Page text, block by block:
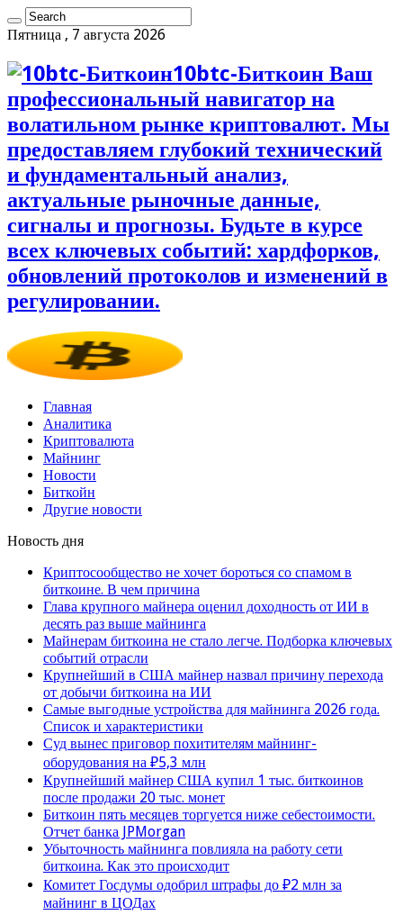
Пятница , 7 августа 2026
10btc-Биткоин Ваш
профессиональный навигатор на
волатильном рынке криптовалют. Мы
предоставляем глубокий технический
и фундаментальный анализ,
актуальные рыночные данные,
сигналы и прогнозы. Будьте в курсе
всех ключевых событий: хардфорков,
обновлений протоколов и изменений в
регулировании.
Главная
Аналитика
Криптовалюта
Майнинг
Новости
Биткойн
Другие новости
Новость дня
Криптосообщество не хочет бороться со спамом в
биткоине. В чем причина
Глава крупного майнера оценил доходность от ИИ в
десять раз выше майнинга
Майнерам биткоина не стало легче. Подборка ключевых
событий отрасли
Крупнейший в США майнер назвал причину перехода
от добычи биткоина на ИИ
Самые выгодные устройства для майнинга 2026 года.
Список и характеристики
Суд вынес приговор похитителям майнинг-
оборудования на ₽5,3 млн
Крупнейший майнер США купил 1 тыс. биткоинов
после продажи 20 тыс. монет
Биткоин пять месяцев торгуется ниже себестоимости.
Отчет банка JPMorgan
Убыточность майнинга повлияла на работу сети
биткоина. Как это происходит
Комитет Госдумы одобрил штрафы до ₽2 млн за
майнинг в ЦОДах